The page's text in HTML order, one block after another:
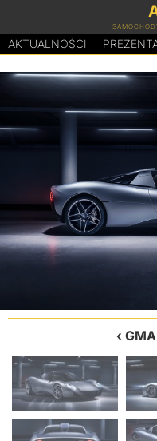
AKTUALNOŚCI